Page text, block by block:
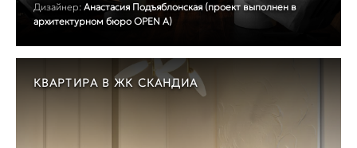
Дизайнер: Анастасия Подъяблонская (проект выполнен в
архитектурном бюро OPEN A)
КВАРТИРА В ЖК СКАНДИА